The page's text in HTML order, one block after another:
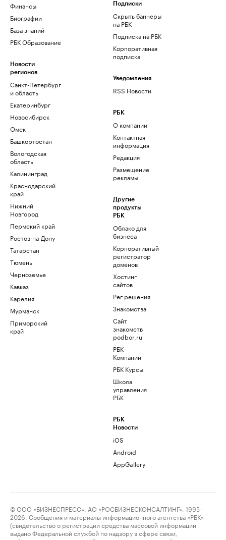
Финансы
Биографии
База знаний
РБК Образование
Новости
регионов
Санкт-Петербург
и область
Екатеринбург
Новосибирск
Омск
Башкортостан
Вологодская
область
Калининград
Краснодарский
край
Нижний
Новгород
Пермский край
Ростов-на-Дону
Татарстан
Тюмень
Черноземье
Кавказ
Карелия
Мурманск
Приморский
край
Подписки
Скрыть баннеры
на РБК
Подписка на РБК
Корпоративная
подписка
Уведомления
RSS Новости
РБК
О компании
Контактная
информация
Редакция
Размещение
рекламы
Другие
продукты
РБК
Облако для
бизнеса
Корпоративный
регистратор
доменов
Хостинг
сайтов
Рег.решения
Знакомства
Сайт
знакомств
podbor.ru
РБК
Компании
РБК Курсы
Школа
управления
РБК
РБК
Новости
iOS
Android
AppGallery
© ООО «БИЗНЕСПРЕСС», АО «РОСБИЗНЕСКОНСАЛТИНГ», 1995–
2026. Сообщения и материалы информационного агентства «РБК»
(свидетельство о регистрации средства массовой информации
выдано Федеральной службой по надзору в сфере связи,